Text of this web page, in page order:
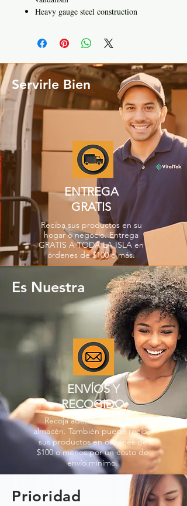
Heavy gauge steel construction
Servirle Bien
ENTREGA
GRATIS
Reciba sus productos en su
hogar o negocio. Entrega
GRATIS A TODA LA ISLA en
órdenes de $100 o más.
Es Nuestra
ENVÍOS Y
RECOGIDO
Recoja además en nuestro
almacén. También puede recibir
sus productos en órdenes de
$100 o menos por un costo de
envío mínimo.
Prioridad